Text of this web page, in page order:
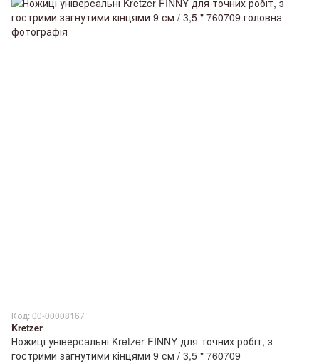
Код: 00-00008167
Kretzer
Ножиці універсальні Kretzer FINNY для точних робіт, з
гострими загнутими кінцями 9 см / 3,5 " 760709